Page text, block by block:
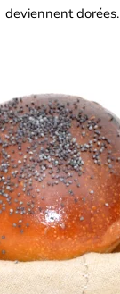
deviennent dorées.